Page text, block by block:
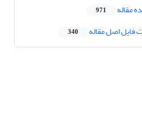
مقاله 971
فایل اصل مقاله 340